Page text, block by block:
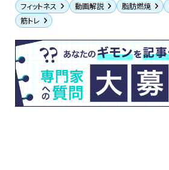
フィットネス 動画解説 脂肪燃焼
筋トレ